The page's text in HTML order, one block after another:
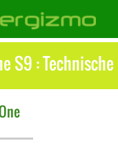
S9 :
One